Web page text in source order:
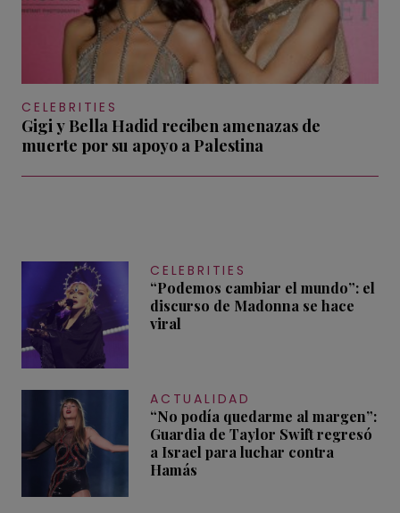
CELEBRITIES
Gigi y Bella Hadid reciben amenazas de
muerte por su apoyo a Palestina
CELEBRITIES
“Podemos cambiar el mundo”: el
discurso de Madonna se hace
viral
ACTUALIDAD
“No podía quedarme al margen”:
Guardia de Taylor Swift regresó
a Israel para luchar contra
Hamás